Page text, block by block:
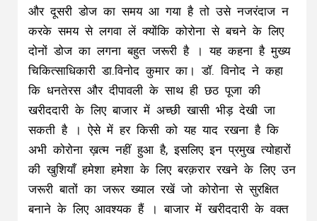
और दूसरी डोज का समय आ गया है तो उसे नजरंदाज न
करके समय से लगवा लें क्योंकि कोरोना से बचने के लिए
दोनों डोज का लगना बहुत जरूरी है । यह कहना है मुख्य
चिकित्साधिकारी डा.विनोद कुमार का। डॉ. विनोद ने कहा
कि धनतेरस और दीपावली के साथ ही छठ पूजा की
खरीददारी के लिए बाजार में अच्छी खासी भीड़ देखी जा
सकती है । ऐसे में हर किसी को यह याद रखना है कि
अभी कोरोना ख़त्म नहीं हुआ है, इसलिए इन प्रमुख त्योहारों
की खुशियाँ हमेशा हमेशा के लिए बरक़रार रखने के लिए उन
जरूरी बातों का जरूर ख्याल रखें जो कोरोना से सुरक्षित
बनाने के लिए आवश्यक हैं । बाजार में खरीददारी के वक्त